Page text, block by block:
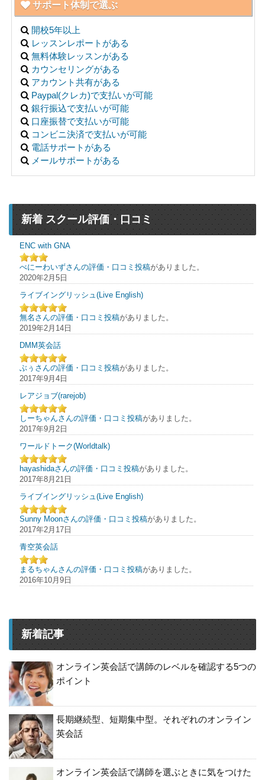
サポート体制で選ぶ
開校5年以上
レッスンレポートがある
無料体験レッスンがある
カウンセリングがある
アカウント共有がある
Paypal(クレカ)で支払いが可能
銀行振込で支払いが可能
口座振替で支払いが可能
コンビニ決済で支払いが可能
電話サポートがある
メールサポートがある
新着 スクール評価・口コミ
ENC with GNA
べにーわいずさんの評価・口コミ投稿がありました。
2020年2月5日
ライブイングリッシュ(Live English)
無名さんの評価・口コミ投稿がありました。
2019年2月14日
DMM英会話
ぶぅさんの評価・口コミ投稿がありました。
2017年9月4日
レアジョブ(rarejob)
しーちゃんさんの評価・口コミ投稿がありました。
2017年9月2日
ワールドトーク(Worldtalk)
hayashidaさんの評価・口コミ投稿がありました。
2017年8月21日
ライブイングリッシュ(Live English)
Sunny Moonさんの評価・口コミ投稿がありました。
2017年2月17日
青空英会話
まるちゃんさんの評価・口コミ投稿がありました。
2016年10月9日
新着記事
オンライン英会話で講師のレベルを確認する5つの
ポイント
長期継続型、短期集中型。それぞれのオンライン
英会話
オンライン英会話で講師を選ぶときに気をつけた